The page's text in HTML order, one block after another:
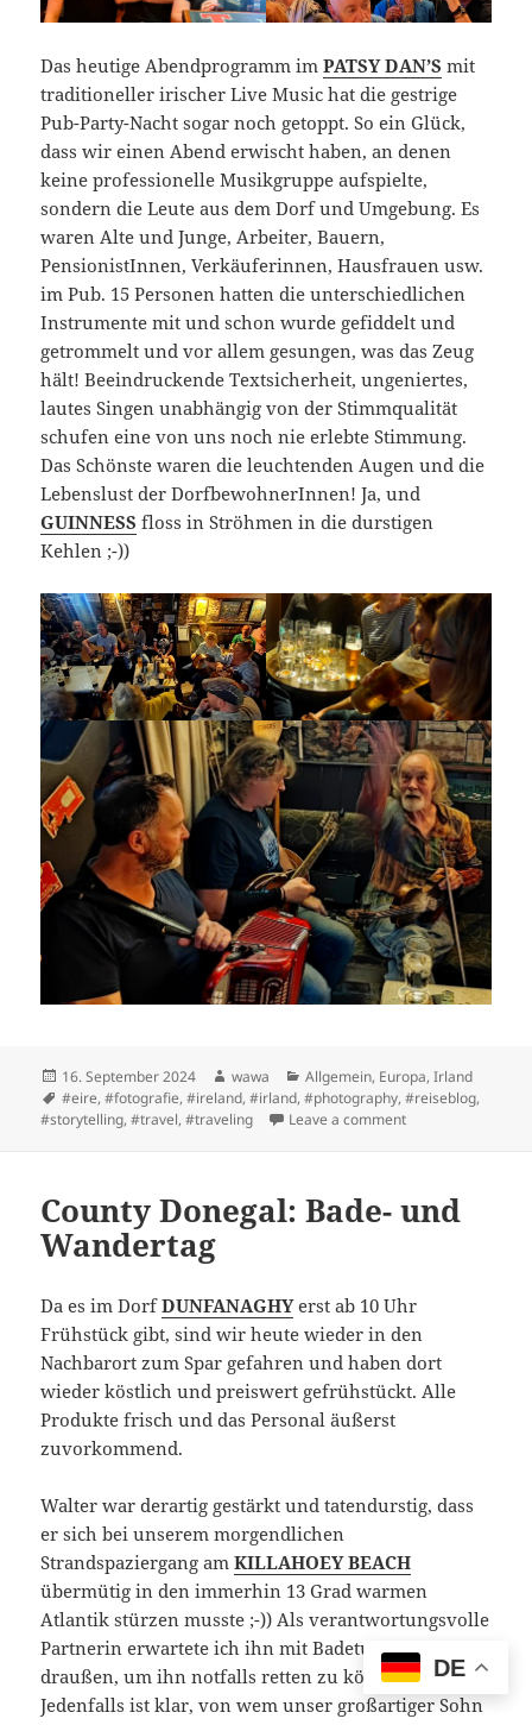
Das heutige Abendprogramm imPATSY DAN’S mit
traditioneller irischer Live Music hat die gestrige
Pub-Party-Nacht sogar noch getoppt. So ein Glück,
dass wir einen Abend erwischt haben, an denen
keine professionelle Musikgruppe aufspielte,
sondern die Leute aus dem Dorf und Umgebung. Es
waren Alte und Junge, Arbeiter, Bauern,
PensionistInnen, Verkäuferinnen, Hausfrauen usw.
im Pub. 15 Personen hatten die unterschiedlichen
Instrumente mit und schon wurde gefiddelt und
getrommelt und vor allem gesungen, was das Zeug
hält! Beeindruckende Textsicherheit, ungeniertes,
lautes Singen unabhängig von der Stimmqualität
schufen eine von uns noch nie erlebte Stimmung.
Das Schönste waren die leuchtenden Augen und die
Lebenslust der DorfbewohnerInnen! Ja, und
GUINNESS floss in Ströhmen in die durstigen
Kehlen ;-))
Posted
on
16. September 2024 Author
wawa Categories
Allgemein, Europa,Irland
Tags
#eire,#fotografie,#ireland,#irland,#photography,#reiseblog,
#storytelling,#travel,#traveling Leave a commenton County
County Donegal: Bade- und
Wandertag
Da es im DorfDUNFANAGHYerst ab 10 Uhr
Frühstück gibt, sind wir heute wieder in den
Nachbarort zum Spar gefahren und haben dort
wieder köstlich und preiswert gefrühstückt. Alle
Produkte frisch und das Personal äußerst
zuvorkommend.
Walter war derartig gestärkt und tatendurstig, dass
er sich bei unserem morgendlichen
Strandspaziergang amKILLAHOEY BEACH
übermütig in den immerhin 13 Grad warmen
Atlantik stürzen musste ;-)) Als verantwortungsvolle
Partnerin erwartete ich ihn mit Badetuch und blieb
draußen, um ihn notfalls retten zu können.
Jedenfalls ist klar, von wem unser großartiger Sohn
DE